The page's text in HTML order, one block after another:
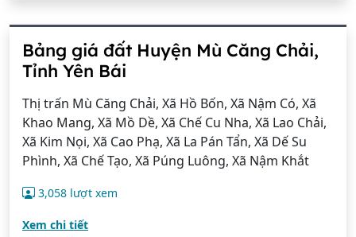
Bảng giá đất Huyện Mù Căng Chải,
Tỉnh Yên Bái
Thị trấn Mù Căng Chải, Xã Hồ Bốn, Xã Nậm Có, Xã
Khao Mang, Xã Mồ Dề, Xã Chế Cu Nha, Xã Lao Chải,
Xã Kim Nọi, Xã Cao Phạ, Xã La Pán Tẩn, Xã Dế Su
Phình, Xã Chế Tạo, Xã Púng Luông, Xã Nậm Khắt
3,058 lượt xem
Xem chi tiết